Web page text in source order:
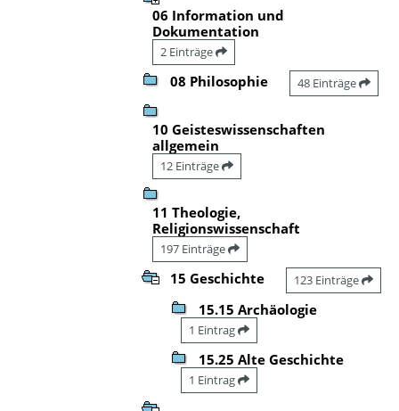
06 Information und
Dokumentation
2 Einträge
08 Philosophie 48 Einträge
10 Geisteswissenschaften
allgemein
12 Einträge
11 Theologie,
Religionswissenschaft
197 Einträge
15 Geschichte 123 Einträge
15.15 Archäologie
1 Eintrag
15.25 Alte Geschichte
1 Eintrag